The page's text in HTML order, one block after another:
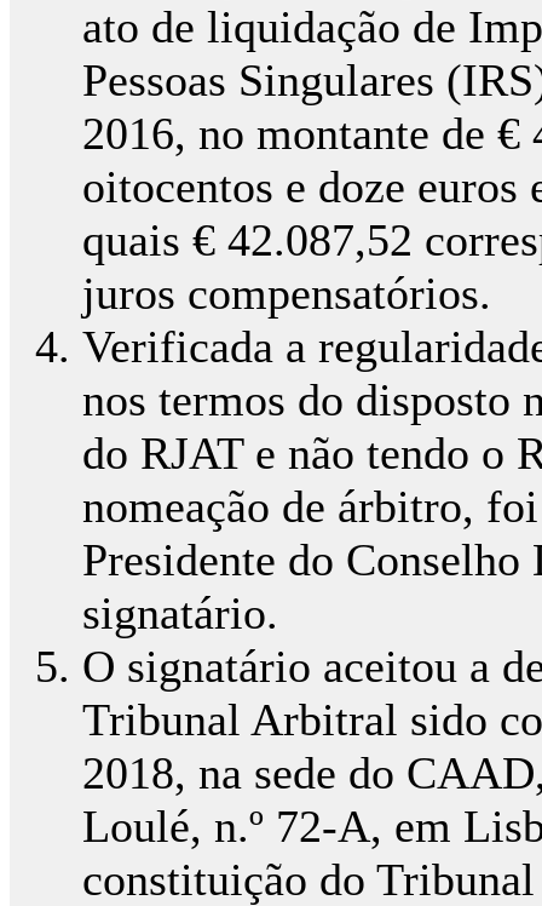
ato de liquidação de
Pessoas Singulares
2016, no montante de
oitocentos e doze
quais € 42.087,52
juros compensatórios.
Verificada a
nos termos do disposto
do RJAT e não tendo o
nomeação de árbitro,
Presidente do
signatário.
O signatário aceitou a
Tribunal Arbitral sido
2018, na sede do
Loulé, n.º 72-A, em
constituição do